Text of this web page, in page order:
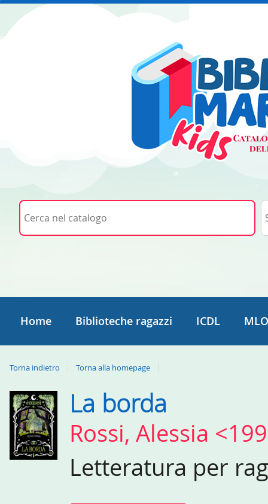
Cerca su "Cerca nel catalogo"
Home Biblioteche ragazzi ICDL
Torna indietro Torna alla homepage
Dettaglio
del
documento
La borda
Rossi, Alessia
Letteratura per